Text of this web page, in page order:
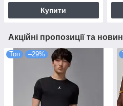
Купити
Акційні пропозиції та
Топ –29%